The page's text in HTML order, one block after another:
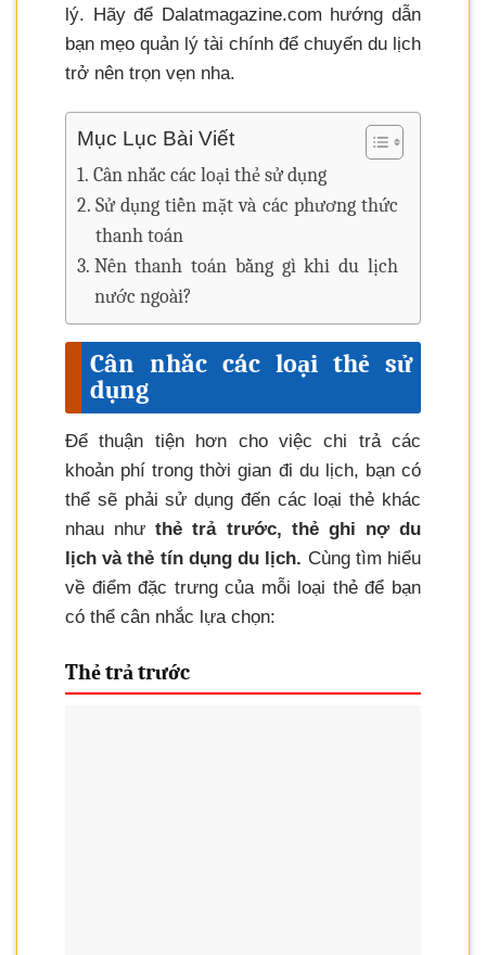
lý. Hãy để Dalatmagazine.com hướng dẫn
bạn mẹo quản lý tài chính để chuyến du lịch
trở nên trọn vẹn nha.
Mục Lục Bài Viết
Cân nhắc các loại thẻ sử dụng
Sử dụng tiền mặt và các phương thức
thanh toán
Nên thanh toán bằng gì khi du lịch
nước ngoài?
Cân nhắc các loại thẻ sử
dụng
Để thuận tiện hơn cho việc chi trả các
khoản phí trong thời gian đi du lịch, bạn có
thể sẽ phải sử dụng đến các loại thẻ khác
nhau nhưthẻ trả trước, thẻ ghi nợ du
lịch và thẻ tín dụng du lịch. Cùng tìm hiểu
về điểm đặc trưng của mỗi loại thẻ để bạn
có thể cân nhắc lựa chọn:
Thẻ trả trước